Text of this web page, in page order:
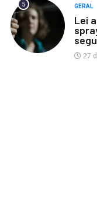
5 GERAL
Lei
27